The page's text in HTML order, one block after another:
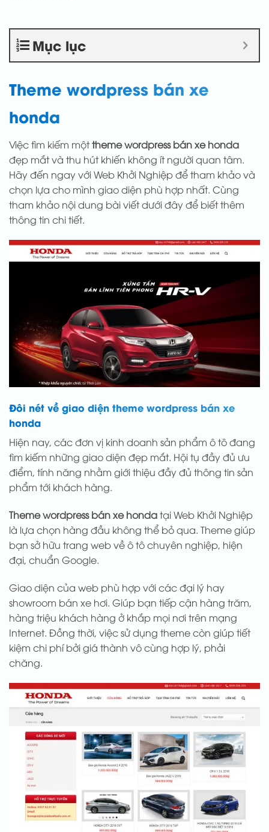
Mục lục
Theme wordpress bán xe
honda
Việc tìm kiếm mộttheme wordpress bán xe honda
đẹp mắt và thu hút khiến không ít người quan tâm.
Hãy đến ngay với Web Khởi Nghiệp để tham khảo và
chọn lựa cho mình giao diện phù hợp nhất. Cùng
tham khảo nội dung bài viết dưới đây để biết thêm
thông tin chi tiết.
Đôi nét về giao diện theme wordpress bán xe
honda
Hiện nay, các đơn vị kinh doanh sản phẩm ô tô đang
tìm kiếm những giao diện đẹp mắt. Hội tụ đầy đủ ưu
điểm, tính năng nhằm giới thiệu đầy đủ thông tin sản
phẩm tới khách hàng.
Theme wordpress bán xe hondatại Web Khởi Nghiệp
là lựa chọn hàng đầu không thể bỏ qua. Theme giúp
bạn sở hữu trang web về ô tô chuyên nghiệp, hiện
đại, chuẩn Google.
Giao diện của web phù hợp với các đại lý hay
showroom bán xe hơi. Giúp bạn tiếp cận hàng trăm,
hàng triệu khách hàng ở khắp mọi nơi trên mạng
Internet. Đồng thời, việc sử dụng theme còn giúp tiết
kiệm chi phí bởi giá thành vô cùng hợp lý, phải
chăng.